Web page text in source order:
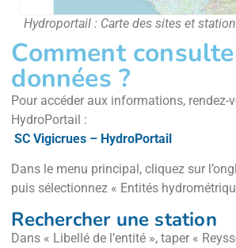
Hydroportail : Carte des sites et
Comment
données ?
Pour accéder aux informations, rendez-
HydroPortail :
SC Vigicrues – HydroPortail
Dans le menu principal, cliquez sur
puis sélectionnez « Entités
Rechercher une station
Dans « Libellé de l’entité », taper «